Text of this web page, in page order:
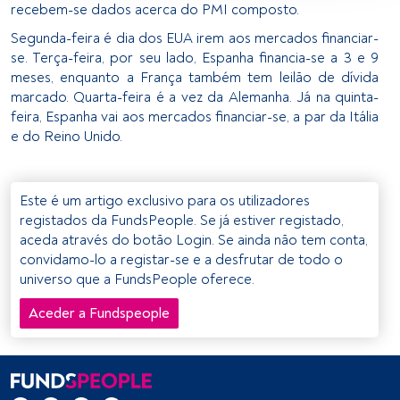
identificação. Armazenar as informações num dispositivo
e/ou aceder às mesmas. Publicidade e conteúdo
personalizados, medição de publicidade e conteúdo,
pesquisa de audiência e desenvolvimento de serviços.
Lista de parceiros (fornecedores)
recebem-se dados acerca do PMI composto.
Segunda-feira é dia dos EUA irem aos mercados financiar-
se. Terça-feira, por seu lado, Espanha financia-se a 3 e 9
meses, enquanto a França também tem leilão de dívida
marcado. Quarta-feira é a vez da Alemanha. Já na quinta-
feira, Espanha vai aos mercados financiar-se, a par da Itália
e do Reino Unido.
Este é um artigo exclusivo para os utilizadores
registados da FundsPeople. Se já estiver registado,
aceda através do botão Login. Se ainda não tem conta,
convidamo-lo a registar-se e a desfrutar de todo o
universo que a FundsPeople oferece.
Aceder a Fundspeople